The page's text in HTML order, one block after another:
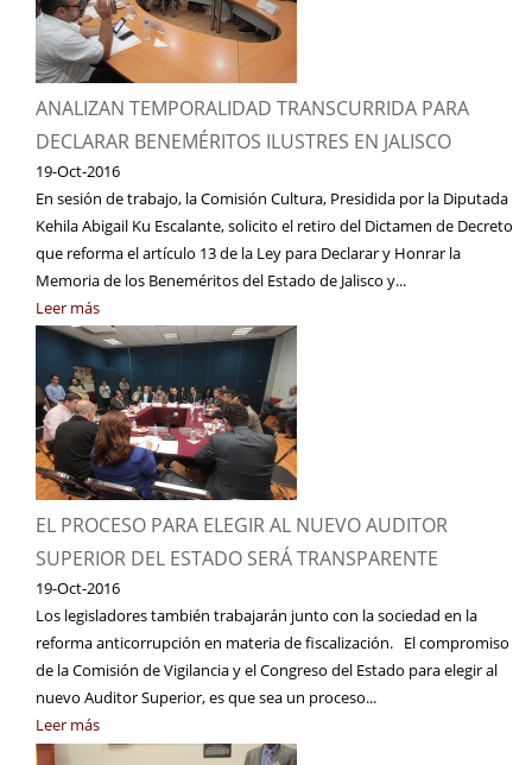
ANALIZAN TEMPORALIDAD TRANSCURRIDA PARA
DECLARAR BENEMÉRITOS ILUSTRES EN JALISCO
19-Oct-2016
En sesión de trabajo, la Comisión Cultura, Presidida por la Diputada
Kehila Abigail Ku Escalante, solicito el retiro del Dictamen de Decreto
que reforma el artículo 13 de la Ley para Declarar y Honrar la
Memoria de los Beneméritos del Estado de Jalisco y...
Leer más
EL PROCESO PARA ELEGIR AL NUEVO AUDITOR
SUPERIOR DEL ESTADO SERÁ TRANSPARENTE
19-Oct-2016
Los legisladores también trabajarán junto con la sociedad en la
reforma anticorrupción en materia de fiscalización. El compromiso
de la Comisión de Vigilancia y el Congreso del Estado para elegir al
nuevo Auditor Superior, es que sea un proceso...
Leer más